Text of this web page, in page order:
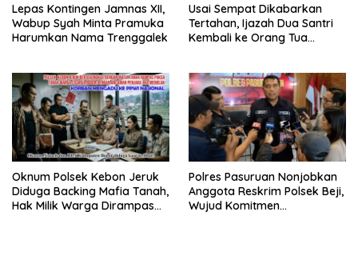
Lepas Kontingen Jamnas XII,
Wabup Syah Minta Pramuka
Harumkan Nama Trenggalek
Usai Sempat Dikabarkan
Tertahan, Ijazah Dua Santri
Kembali ke Orang Tua
Oknum Polsek Kebon Jeruk
Diduga Backing Mafia Tanah,
Hak Milik Warga Dirampas
Polres Pasuruan Nonjobkan
Anggota Reskrim Polsek Beji,
Wujud Komitmen